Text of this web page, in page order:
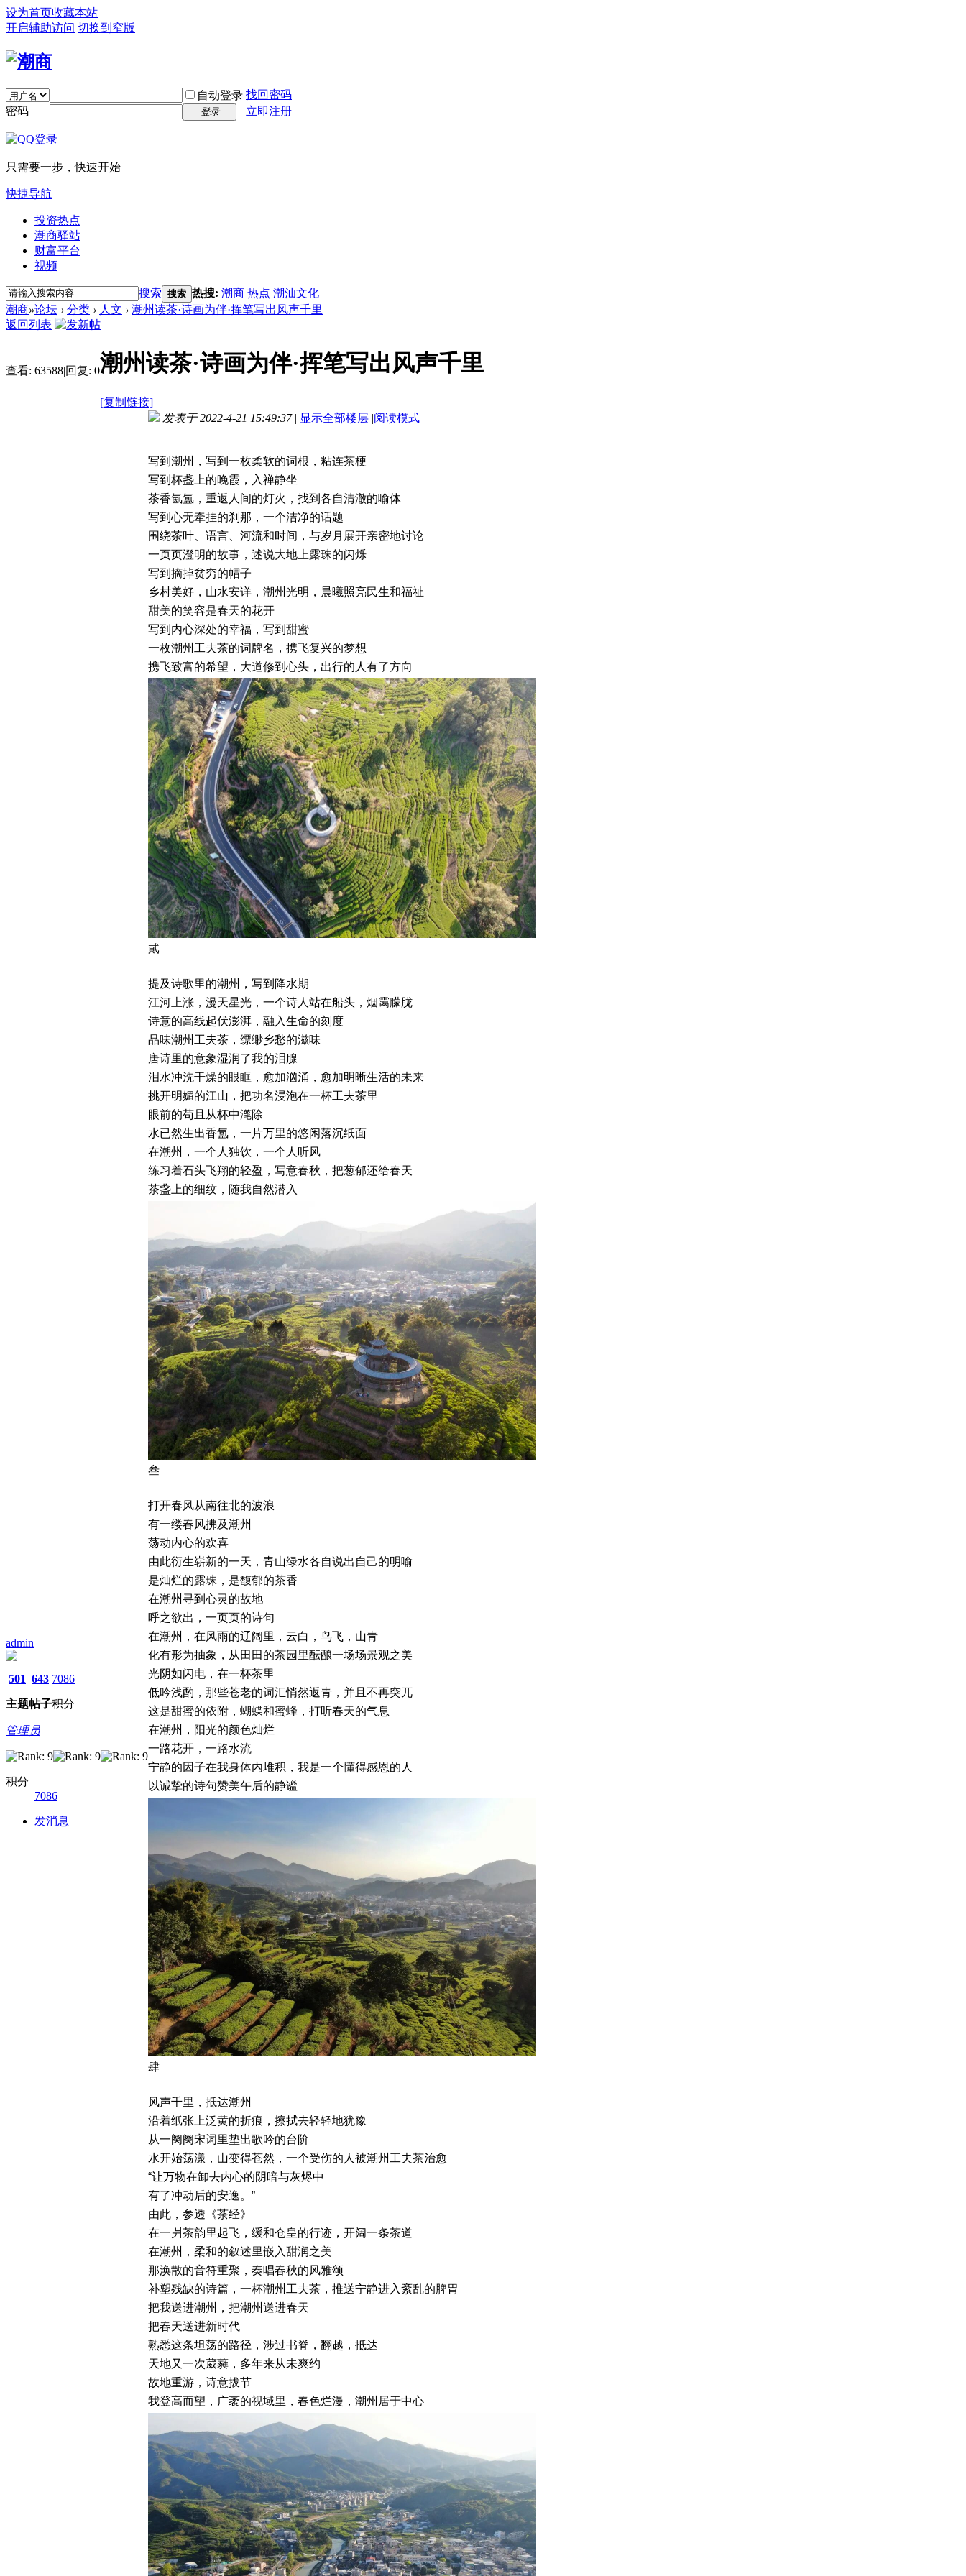
设为首页收藏本站
开启辅助访问 切换到窄版
自动登录 找回密码
密码
登录 立即注册
只需要一步，快速开始
快捷导航
投资热点
潮商驿站
财富平台
视频
搜索 搜索 热搜: 潮商 热点 潮汕文化
潮商»论坛 › 分类 › 人文 › 潮州读茶·诗画为伴·挥笔写出风声千里
返回列表
查看: 63588|回复: 0潮州读茶·诗画为伴·挥笔写出风声千里
[复制链接]
admin
501
主题
643
帖子
7086
积分
管理员
积分
7086
发消息
发表于 2022-4-21 15:49:37 | 显示全部楼层 |阅读模式
写到潮州，写到一枚柔软的词根，粘连茶梗
写到杯盏上的晚霞，入禅静坐
茶香氤氲，重返人间的灯火，找到各自清澈的喻体
写到心无牵挂的刹那，一个洁净的话题
围绕茶叶、语言、河流和时间，与岁月展开亲密地讨论
一页页澄明的故事，述说大地上露珠的闪烁
写到摘掉贫穷的帽子
乡村美好，山水安详，潮州光明，晨曦照亮民生和福祉
甜美的笑容是春天的花开
写到内心深处的幸福，写到甜蜜
一枚潮州工夫茶的词牌名，携飞复兴的梦想
携飞致富的希望，大道修到心头，出行的人有了方向
貮
提及诗歌里的潮州，写到降水期
江河上涨，漫天星光，一个诗人站在船头，烟霭朦胧
诗意的高线起伏澎湃，融入生命的刻度
品味潮州工夫茶，缥缈乡愁的滋味
唐诗里的意象湿润了我的泪腺
泪水冲洗干燥的眼眶，愈加汹涌，愈加明晰生活的未来
挑开明媚的江山，把功名浸泡在一杯工夫茶里
眼前的苟且从杯中滗除
水已然生出香氲，一片万里的悠闲落沉纸面
在潮州，一个人独饮，一个人听风
练习着石头飞翔的轻盈，写意春秋，把葱郁还给春天
茶盏上的细纹，随我自然潜入
叁
打开春风从南往北的波浪
有一缕春风拂及潮州
荡动内心的欢喜
由此衍生崭新的一天，青山绿水各自说出自己的明喻
是灿烂的露珠，是馥郁的茶香
在潮州寻到心灵的故地
呼之欲出，一页页的诗句
在潮州，在风雨的辽阔里，云白，鸟飞，山青
化有形为抽象，从田田的茶园里酝酿一场场景观之美
光阴如闪电，在一杯茶里
低吟浅酌，那些苍老的词汇悄然返青，并且不再突兀
这是甜蜜的依附，蝴蝶和蜜蜂，打听春天的气息
在潮州，阳光的颜色灿烂
一路花开，一路水流
宁静的因子在我身体内堆积，我是一个懂得感恩的人
以诚挚的诗句赞美午后的静谧
肆
风声千里，抵达潮州
沿着纸张上泛黄的折痕，擦拭去轻轻地犹豫
从一阕阕宋词里垫出歌吟的台阶
水开始荡漾，山变得苍然，一个受伤的人被潮州工夫茶治愈
“让万物在卸去内心的阴暗与灰烬中
有了冲动后的安逸。”
由此，参透《茶经》
在一爿茶韵里起飞，缓和仓皇的行迹，开阔一条茶道
在潮州，柔和的叙述里嵌入甜润之美
那涣散的音符重聚，奏唱春秋的风雅颂
补塑残缺的诗篇，一杯潮州工夫茶，推送宁静进入紊乱的脾胃
把我送进潮州，把潮州送进春天
把春天送进新时代
熟悉这条坦荡的路径，涉过书脊，翻越，抵达
天地又一次葳蕤，多年来从未爽约
故地重游，诗意拔节
我登高而望，广袤的视域里，春色烂漫，潮州居于中心